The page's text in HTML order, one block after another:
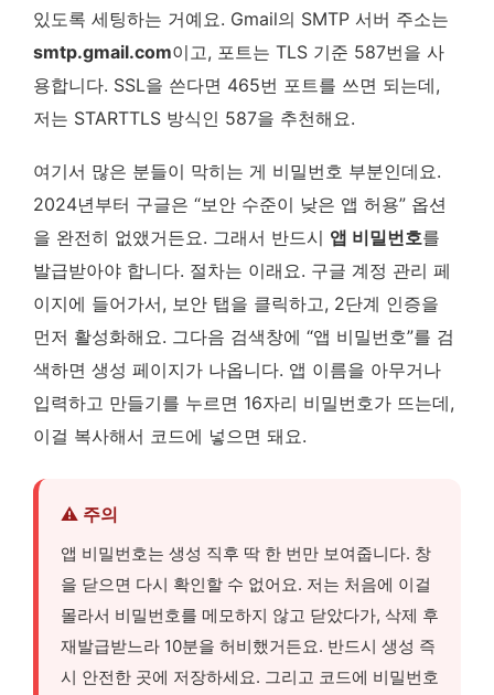
있도록 세팅하는 거예요. Gmail의 SMTP 서버 주소는
smtp.gmail.com이고, 포트는 TLS 기준 587번을 사
용합니다. SSL을 쓴다면 465번 포트를 쓰면 되는데,
저는 STARTTLS 방식인 587을 추천해요.
여기서 많은 분들이 막히는 게 비밀번호 부분인데요.
2024년부터 구글은 “보안 수준이 낮은 앱 허용” 옵션
을 완전히 없앴거든요. 그래서 반드시 앱 비밀번호를
발급받아야 합니다. 절차는 이래요. 구글 계정 관리 페
이지에 들어가서, 보안 탭을 클릭하고, 2단계 인증을
먼저 활성화해요. 그다음 검색창에 “앱 비밀번호”를 검
색하면 생성 페이지가 나옵니다. 앱 이름을 아무거나
입력하고 만들기를 누르면 16자리 비밀번호가 뜨는데,
이걸 복사해서 코드에 넣으면 돼요.
⚠️ 주의
앱 비밀번호는 생성 직후 딱 한 번만 보여줍니다. 창
을 닫으면 다시 확인할 수 없어요. 저는 처음에 이걸
몰라서 비밀번호를 메모하지 않고 닫았다가, 삭제 후
재발급받느라 10분을 허비했거든요. 반드시 생성 즉
시 안전한 곳에 저장하세요. 그리고 코드에 비밀번호